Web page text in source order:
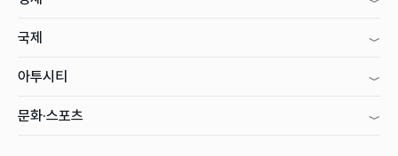
국제
아투시티
문화·스포츠